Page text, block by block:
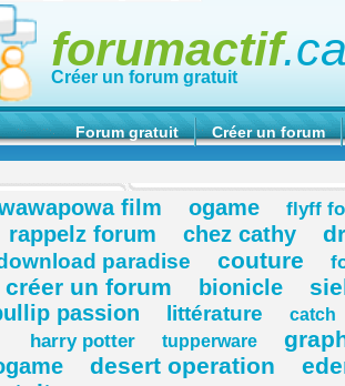
forumactif
Créer un forum gratuit
Forum gratuit Créer un forum
film ogame flyff
rappelz forum chez cathy
paradise couture
créer un forum bionicle
passion littérature catch
harry potter tupperware
desert operation